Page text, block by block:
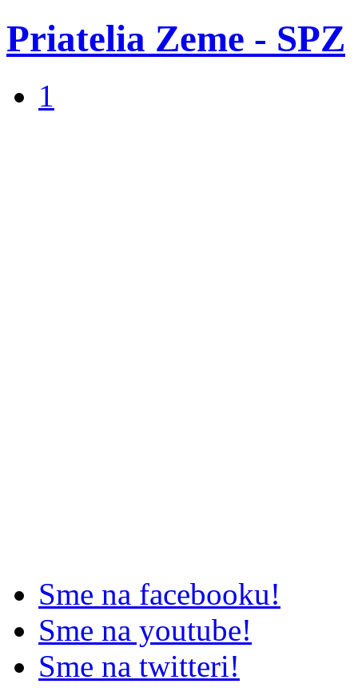
Priatelia Zeme - SPZ
1
Sme na facebooku!
Sme na youtube!
Sme na twitteri!